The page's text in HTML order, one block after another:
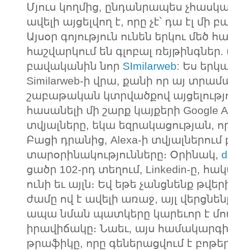
Մյուս կողմից, ընդանրապես
ավելի այցելվող է, որը չէ՝ դա էլ մի
Այսօր գոյություն ունեն երկու մեծ
հաշվարկում են գլոբալ
բավականին նոր SImilarweb: Ես
Similarweb-ի վրա, քանի որ այ
շաբաթական կտրվածքով
հասանելի մի շարք կայքերի Google
տվյալները, եկա եզրակացության,
Բացի դրանից, Alexa-ի
տարօրինակությունները։ Օրինակ,
ցածր 102-րդ տեղում, Linkedin-ը,
ունի եւ այլն։ Եվ եթե չանցնենք
ժամը ով է ավելի առաջ, այլ
ապա նման պատկերը կարեւոր է
իրավիճակը։ Նաեւ, այս համակարգի
թրաֆիկը, որը գեներացվում է